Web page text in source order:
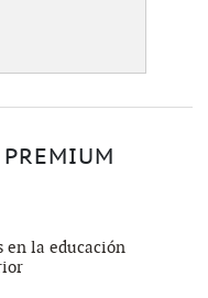
en la educación